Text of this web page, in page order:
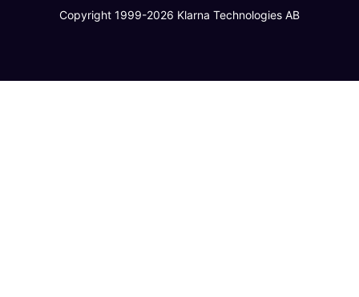
Copyright 1999-2026 Klarna Technologies AB